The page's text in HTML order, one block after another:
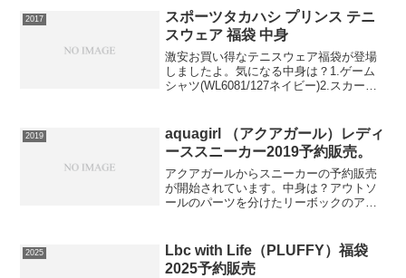
もう一つのスーパータスカン。サンジョ
ヴェー...
2017
スポーツタカハシ プリンス テニ
スウェア 福袋 中身
激安お買い得なテニスウェア福袋が登場
しましたよ。気になる中身は？1.ゲーム
シャツ(WL6081/127ネイビー)2.スカート
ストバンド(PK...
2019
aquagirl （アクアガール）レディ
ーススニーカー2019予約販売。
アクアガールからスニーカーの予約販売
が開始されています。中身は？アウトソ
ールのパーツを分けたリーボックのアイ
アウトソールを一体化することで軽量化
とクッション性を追求した...
2025
Lbc with Life（PLUFFY）福袋
2025予約販売